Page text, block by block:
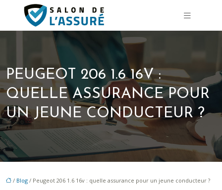
PEUGEOT 206 1.6 16V :
QUELLE ASSURANCE POUR
UN JEUNE CONDUCTEUR ?
/ Blog / Peugeot 206 1.6 16v : quelle assurance pour un jeune conducteur ?